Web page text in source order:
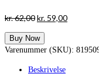
kr.62,00Den
pris
var:
kr. 59,00Den
er:
Buy Now
Varenummer (SKU):
Beskrivelse